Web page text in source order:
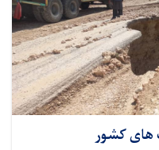
های کشور